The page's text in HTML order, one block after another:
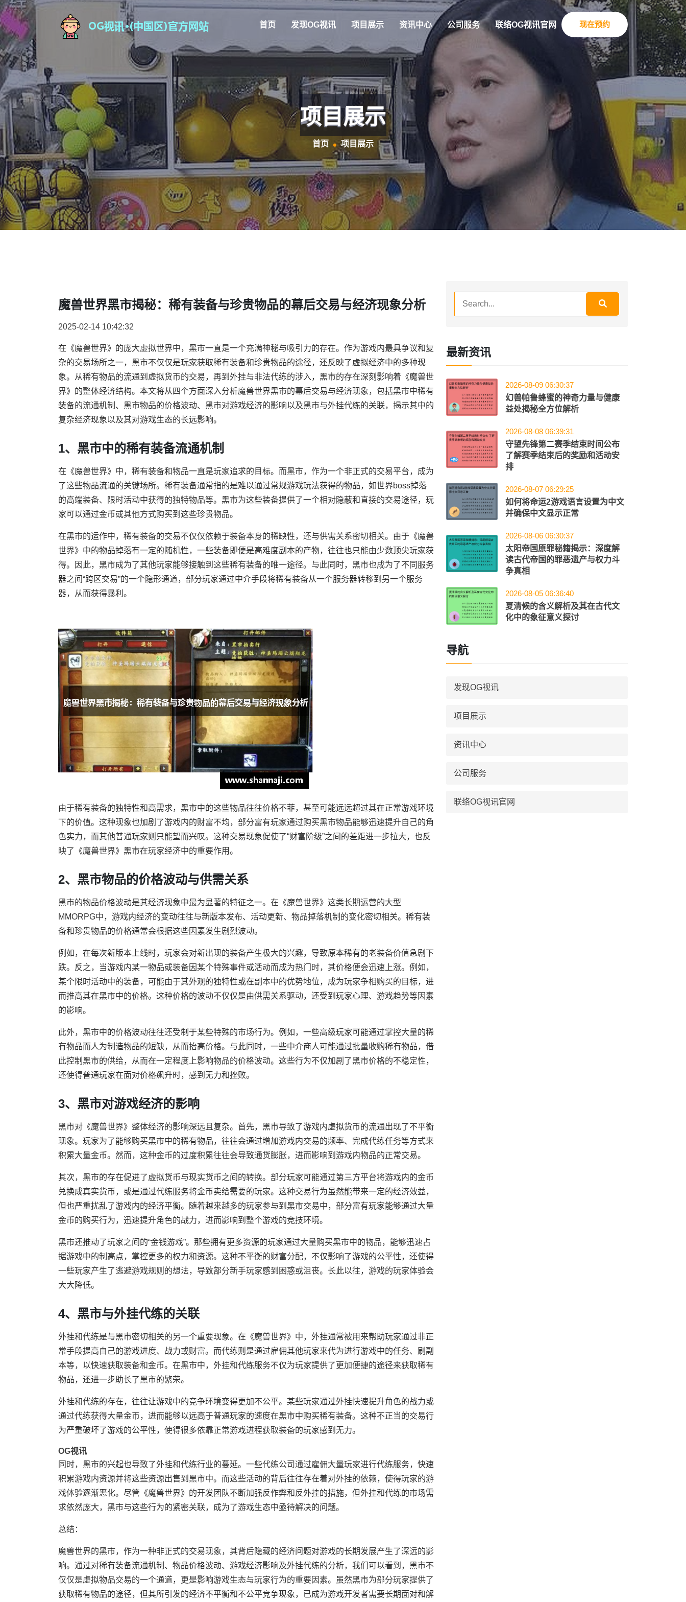
首页 发现OG视讯 项目展示 资讯中心 公司服务 联络OG视讯官网 现在预约
项目展示
首页 项目展示
魔兽世界黑市揭秘：稀有装备与珍贵物品的幕后交易与经济现象分析
2025-02-14 10:42:32
在《魔兽世界》的庞大虚拟世界中，黑市一直是一个充满神秘与吸引力的存在。作为游戏内最具争议和复
杂的交易场所之一，黑市不仅仅是玩家获取稀有装备和珍贵物品的途径，还反映了虚拟经济中的多种现
象。从稀有物品的流通到虚拟货币的交易，再到外挂与非法代练的涉入，黑市的存在深刻影响着《魔兽世
界》的整体经济结构。本文将从四个方面深入分析魔兽世界黑市的幕后交易与经济现象，包括黑市中稀有
装备的流通机制、黑市物品的价格波动、黑市对游戏经济的影响以及黑市与外挂代练的关联，揭示其中的
复杂经济现象以及其对游戏生态的长远影响。
1、黑市中的稀有装备流通机制
在《魔兽世界》中，稀有装备和物品一直是玩家追求的目标。而黑市，作为一个非正式的交易平台，成为
了这些物品流通的关键场所。稀有装备通常指的是难以通过常规游戏玩法获得的物品，如世界boss掉落
的高端装备、限时活动中获得的独特物品等。黑市为这些装备提供了一个相对隐蔽和直接的交易途径，玩
家可以通过金币或其他方式购买到这些珍贵物品。
在黑市的运作中，稀有装备的交易不仅仅依赖于装备本身的稀缺性，还与供需关系密切相关。由于《魔兽
世界》中的物品掉落有一定的随机性，一些装备即便是高难度副本的产物，往往也只能由少数顶尖玩家获
得。因此，黑市成为了其他玩家能够接触到这些稀有装备的唯一途径。与此同时，黑市也成为了不同服务
器之间“跨区交易”的一个隐形通道，部分玩家通过中介手段将稀有装备从一个服务器转移到另一个服务
器，从而获得暴利。
由于稀有装备的独特性和高需求，黑市中的这些物品往往价格不菲，甚至可能远远超过其在正常游戏环境
下的价值。这种现象也加剧了游戏内的财富不均，部分富有玩家通过购买黑市物品能够迅速提升自己的角
色实力，而其他普通玩家则只能望而兴叹。这种交易现象促使了“财富阶级”之间的差距进一步拉大，也反
映了《魔兽世界》黑市在玩家经济中的重要作用。
2、黑市物品的价格波动与供需关系
黑市的物品价格波动是其经济现象中最为显著的特征之一。在《魔兽世界》这类长期运营的大型
MMORPG中，游戏内经济的变动往往与新版本发布、活动更新、物品掉落机制的变化密切相关。稀有装
备和珍贵物品的价格通常会根据这些因素发生剧烈波动。
例如，在每次新版本上线时，玩家会对新出现的装备产生极大的兴趣，导致原本稀有的老装备价值急剧下
跌。反之，当游戏内某一物品或装备因某个特殊事件或活动而成为热门时，其价格便会迅速上涨。例如，
某个限时活动中的装备，可能由于其外观的独特性或在副本中的优势地位，成为玩家争相购买的目标，进
而推高其在黑市中的价格。这种价格的波动不仅仅是由供需关系驱动，还受到玩家心理、游戏趋势等因素
的影响。
此外，黑市中的价格波动往往还受制于某些特殊的市场行为。例如，一些高级玩家可能通过掌控大量的稀
有物品而人为制造物品的短缺，从而抬高价格。与此同时，一些中介商人可能通过批量收购稀有物品，借
此控制黑市的供给，从而在一定程度上影响物品的价格波动。这些行为不仅加剧了黑市价格的不稳定性，
还使得普通玩家在面对价格飙升时，感到无力和挫败。
3、黑市对游戏经济的影响
黑市对《魔兽世界》整体经济的影响深远且复杂。首先，黑市导致了游戏内虚拟货币的流通出现了不平衡
现象。玩家为了能够购买黑市中的稀有物品，往往会通过增加游戏内交易的频率、完成代练任务等方式来
积累大量金币。然而，这种金币的过度积累往往会导致通货膨胀，进而影响到游戏内物品的正常交易。
其次，黑市的存在促进了虚拟货币与现实货币之间的转换。部分玩家可能通过第三方平台将游戏内的金币
兑换成真实货币，或是通过代练服务将金币卖给需要的玩家。这种交易行为虽然能带来一定的经济效益，
但也严重扰乱了游戏内的经济平衡。随着越来越多的玩家参与到黑市交易中，部分富有玩家能够通过大量
金币的购买行为，迅速提升角色的战力，进而影响到整个游戏的竞技环境。
黑市还推动了玩家之间的“金钱游戏”。那些拥有更多资源的玩家通过大量购买黑市中的物品，能够迅速占
据游戏中的制高点，掌控更多的权力和资源。这种不平衡的财富分配，不仅影响了游戏的公平性，还使得
一些玩家产生了逃避游戏规则的想法，导致部分新手玩家感到困惑或沮丧。长此以往，游戏的玩家体验会
大大降低。
4、黑市与外挂代练的关联
外挂和代练是与黑市密切相关的另一个重要现象。在《魔兽世界》中，外挂通常被用来帮助玩家通过非正
常手段提高自己的游戏进度、战力或财富。而代练则是通过雇佣其他玩家来代为进行游戏中的任务、刷副
本等，以快速获取装备和金币。在黑市中，外挂和代练服务不仅为玩家提供了更加便捷的途径来获取稀有
物品，还进一步助长了黑市的繁荣。
外挂和代练的存在，往往让游戏中的竞争环境变得更加不公平。某些玩家通过外挂快速提升角色的战力或
通过代练获得大量金币，进而能够以远高于普通玩家的速度在黑市中购买稀有装备。这种不正当的交易行
为严重破坏了游戏的公平性，使得很多依靠正常游戏进程获取装备的玩家感到无力。
OG视讯
同时，黑市的兴起也导致了外挂和代练行业的蔓延。一些代练公司通过雇佣大量玩家进行代练服务，快速
积累游戏内资源并将这些资源出售到黑市中。而这些活动的背后往往存在着对外挂的依赖，使得玩家的游
戏体验逐渐恶化。尽管《魔兽世界》的开发团队不断加强反作弊和反外挂的措施，但外挂和代练的市场需
求依然庞大，黑市与这些行为的紧密关联，成为了游戏生态中亟待解决的问题。
总结：
魔兽世界的黑市，作为一种非正式的交易现象，其背后隐藏的经济问题对游戏的长期发展产生了深远的影
响。通过对稀有装备流通机制、物品价格波动、游戏经济影响及外挂代练的分析，我们可以看到，黑市不
仅仅是虚拟物品交易的一个通道，更是影响游戏生态与玩家行为的重要因素。虽然黑市为部分玩家提供了
获取稀有物品的途径，但其所引发的经济不平衡和不公平竞争现象，已成为游戏开发者需要长期面对和解
最新资讯
2026-08-09 06:30:37
幻兽帕鲁蜂蜜的神奇力量与健康
益处揭秘全方位解析
2026-08-08 06:39:31
守望先锋第二赛季结束时间公布
了解赛季结束后的奖励和活动安
排
2026-08-07 06:29:25
如何将命运2游戏语言设置为中文
并确保中文显示正常
2026-08-06 06:30:37
太阳帝国原罪秘籍揭示：深度解
读古代帝国的罪恶遗产与权力斗
争真相
2026-08-05 06:36:40
夏清候的含义解析及其在古代文
化中的象征意义探讨
导航
发现OG视讯
项目展示
资讯中心
公司服务
联络OG视讯官网